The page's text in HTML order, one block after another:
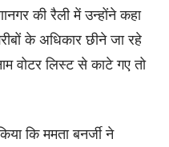
की रैली में उन्होंने कहा
के अधिकार छीने जा रहे
वोटर लिस्ट से काटे गए तो
कि ममता बनर्जी ने